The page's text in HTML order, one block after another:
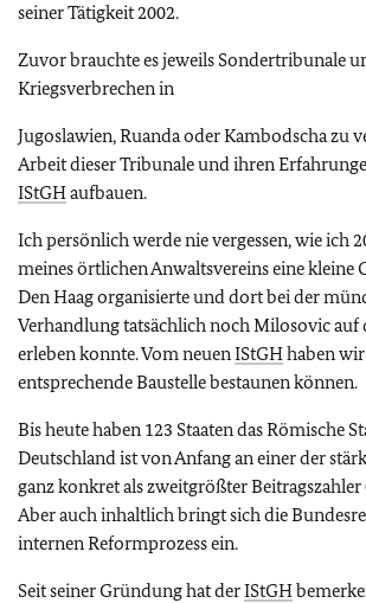
seiner Tätigkeit 2002.
Zuvor brauchte es jeweils Sondertribunale
Kriegsverbrechen in
Jugoslawien, Ruanda oder Kambodscha zu
Arbeit dieser Tribunale und ihren
IStGHaufbauen.
Ich persönlich werde nie vergessen, wie ich
meines örtlichen Anwaltsvereins eine kleine
Den Haag organisierte und dort bei der
Verhandlung tatsächlich noch Milosovic auf
erleben konnte. Vom neuenIStGHhaben
entsprechende Baustelle bestaunen können.
Bis heute haben 123 Staaten das Römische
Deutschland ist von Anfang an einer der
ganz konkret als zweitgrößter Beitragszahler
Aber auch inhaltlich bringt sich die
internen Reformprozess ein.
Seit seiner Gründung hat derIStGH